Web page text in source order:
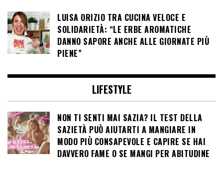
LUISA ORIZIO TRA CUCINA VELOCE E
SOLIDARIETÀ: “LE ERBE AROMATICHE
DANNO SAPORE ANCHE ALLE GIORNATE PIÙ
PIENE”
LIFESTYLE
NON TI SENTI MAI SAZIA? IL TEST DELLA
SAZIETÀ PUÒ AIUTARTI A MANGIARE IN
MODO PIÙ CONSAPEVOLE E CAPIRE SE HAI
DAVVERO FAME O SE MANGI PER ABITUDINE